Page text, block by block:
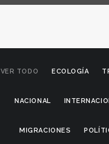
VER TODO ECOLOGÍA
NACIONAL
MIGRACIONES